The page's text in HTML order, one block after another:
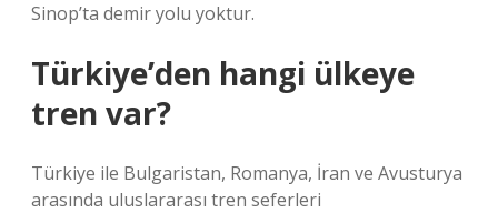
Sinop’ta demir yolu yoktur.
Türkiye’den hangi ülkeye
tren var?
Türkiye ile Bulgaristan, Romanya, İran ve Avusturya
arasında uluslararası tren seferleri